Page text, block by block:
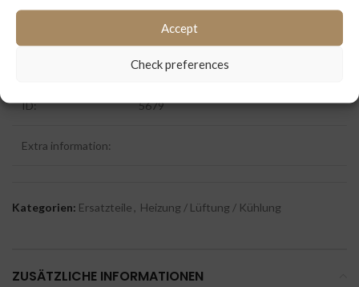
Accept
Check preferences
Type Thermo 300
Kilometerstand
ID: 5679
Extra information:
Kategorien: Ersatzteile , Heizung / Lüftung / Kühlung
ZUSÄTZLICHE INFORMATIONEN